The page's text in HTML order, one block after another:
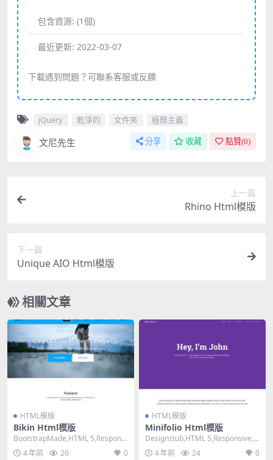
包含資源: (1個)
最近更新: 2022-03-07
下載遇到問題？可聯系客服或反饋
jQuery 乾淨的 文件夾 極簡主義
文尼先生 分享 收藏 點贊(0)
上一篇
Rhino Html模版
下一篇
Unique AIO Html模版
相關文章
HTML模版
Bikin Html模版
BootstrapMade,HTML 5,Responsi
ve, 4 Colum...
4 年前 20 0
HTML模版
Minifolio Html模版
Designstub,HTML 5,Responsive, 4
Columns,...
4 年前 24 0